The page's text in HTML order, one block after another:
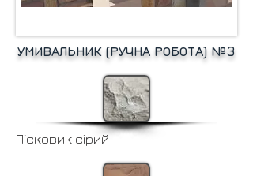
УМИВАЛЬНИК (РУЧНА РОБОТА) №3
Пісковик сірий